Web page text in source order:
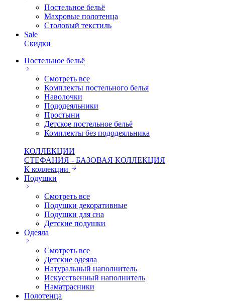
Постельное бельё
Махровые полотенца
Столовый текстиль
Sale
Скидки
Постельное бельё
Смотреть все
Комплекты постельного белья
Наволочки
Пододеяльники
Простыни
Детское постельное бельё
Комплекты без пододеяльника
КОЛЛЕКЦИИ
СТЕФАНИЯ - БАЗОВАЯ КОЛЛЕКЦИЯ
К коллекции
Подушки
Смотреть все
Подушки декоративные
Подушки для сна
Детские подушки
Одеяла
Смотреть все
Детские одеяла
Натуральный наполнитель
Искуcственный наполнитель
Наматрасники
Полотенца